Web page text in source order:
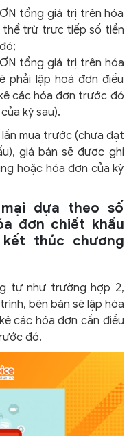
tổng giá trị trên hóa
thể trừ trực tiếp số tiền
tổng giá trị trên hóa
phải lập hoá đơn điều
các hóa đơn trước đó
kỳ sau).
mua trước (chưa đạt
giá bán sẽ được ghi
hoặc hóa đơn của kỳ
dựa theo số
đơn chiết khấu
thúc chương
tự như trường hợp 2,
bên bán sẽ lập hóa
các hóa đơn cần điều
đó.